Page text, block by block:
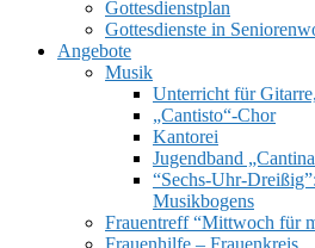
Gottesdienstplan
Gottesdienste in
Angebote
Musik
Unterricht für
„Cantisto“-Chor
Kantorei
Jugendband
“Sechs-Uhr-
Musikbogens
Frauentreff “Mittwoch für
Frauenhilfe – Frauenkreis